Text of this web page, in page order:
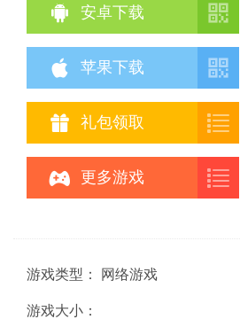
 安卓下载 
 苹果下载 
 礼包领取 
 更多游戏 
游戏类型： 网络游戏
游戏大小：